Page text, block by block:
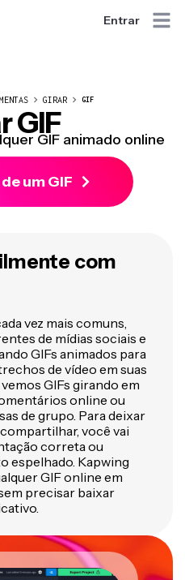
Entrar
GIRAR GIF
GIF
GIF animado online
um GIF
com
vez mais comuns,
de mídias sociais e
GIFs animados para
de vídeo em suas
GIFs girando em
online ou
de grupo. Para deixar
você vai
correta ou
espelhado. Kapwing
GIF online em
precisar baixar